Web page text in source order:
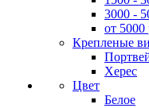
3000 -
от 5000
Крепленые
Херес
Цвет
Белое